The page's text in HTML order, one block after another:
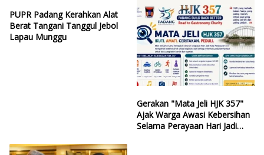
PUPR Padang Kerahkan Alat
Berat Tangani Tanggul Jebol
Lapau Munggu
Gerakan "Mata Jeli HJK 357"
Ajak Warga Awasi Kebersihan
Selama Perayaan Hari Jadi